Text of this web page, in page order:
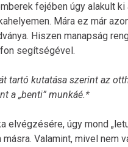
fejében úgy alakult ki
Mára ez már
Hiszen manapság
segítségével.
tartó kutatása szerint az
a „benti” munkáé.*
elvégzésére, úgy mond
Valamint, mivel nem